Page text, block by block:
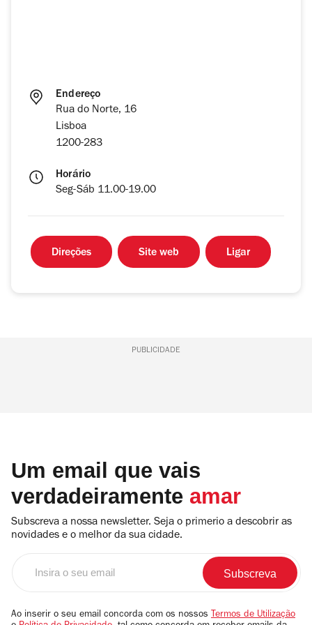
Endereço
Rua do Norte, 16
Lisboa
1200-283
Horário
Seg-Sáb 11.00-19.00
Direções Site web Ligar
PUBLICIDADE
Um email que vais
verdadeiramente amar
Subscreva a nossa newsletter. Seja o primerio a descobrir as
novidades e o melhor da sua cidade.
email
Ao inserir o seu email concorda com os nossos Termos de Utilização